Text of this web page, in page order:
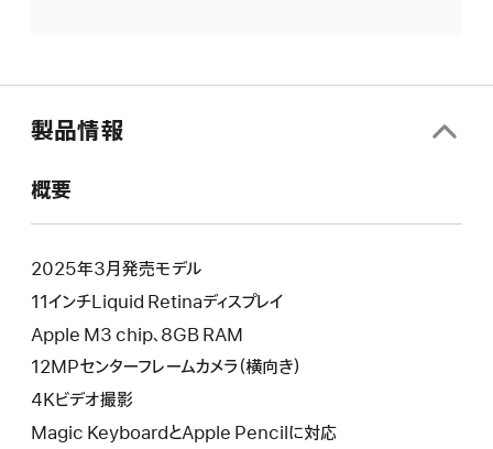
製品情報
概要
2025年3月発売モデル
11インチLiquid Retinaディスプレイ
Apple M3 chip、8GB RAM
12MPセンターフレームカメラ（横向き）
4Kビデオ撮影
Magic KeyboardとApple Pencilに対応